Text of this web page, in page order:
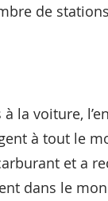
de
la voiture,
à tout le
et a
dans le